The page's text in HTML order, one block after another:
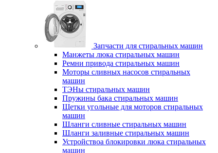
Запчасти для стиральных машин
Манжеты люка стиральных машин
Ремни привода стиральных машин
Моторы сливных насосов стиральных
машин
ТЭНы стиральных машин
Пружины бака стиральных машин
Щетки угольные для моторов стиральных
машин
Шланги сливные стиральных машин
Шланги заливные стиральных машин
Устройствоа блокировки люка стиральных
машин